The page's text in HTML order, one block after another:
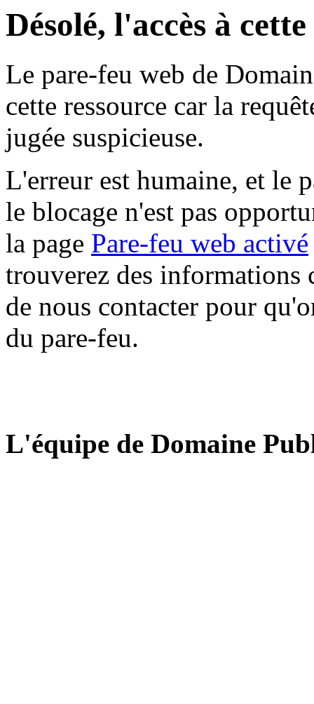
Désolé, l'accès à
Le pare-feu web de
cette ressource car la
jugée suspicieuse.
L'erreur est humaine, et le
le blocage n'est pas
la page Pare-feu web activé
trouverez des informations
de nous contacter pour
du pare-feu.
L'équipe de Domaine